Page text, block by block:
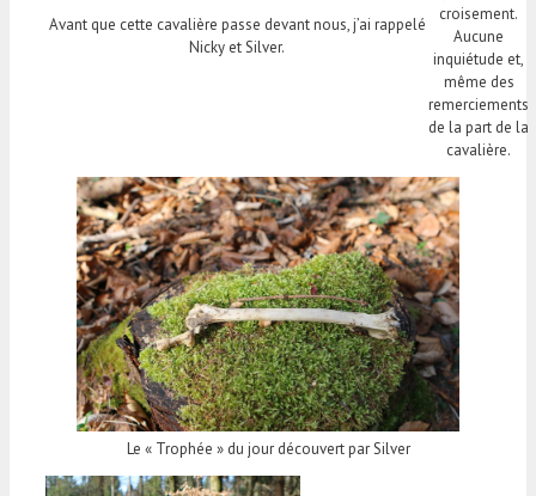
Avant que cette cavalière passe devant nous, j’ai rappelé
Nicky et Silver.
croisement.
Aucune
inquiétude et,
même des
remerciements
de la part de la
cavalière.
Le « Trophée » du jour découvert par Silver